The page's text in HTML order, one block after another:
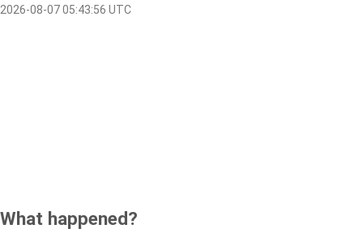
2026-08-07 05:43:56 UTC
What happened?